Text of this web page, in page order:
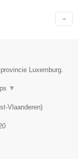
Luxemburg.
▼
Vlaanderen)